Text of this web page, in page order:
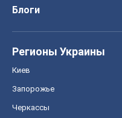
Блоги
Регионы Украины
Киев
Запорожье
Черкассы